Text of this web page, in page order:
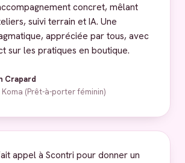
concret, mêlant
suivi terrain et IA. Une
appréciée par tous, avec
sur les pratiques en boutique.
Crapard
Koma (Prêt-à-porter féminin)
appel à Scontri pour donner un